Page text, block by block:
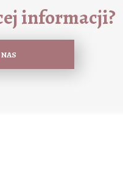
informacji?